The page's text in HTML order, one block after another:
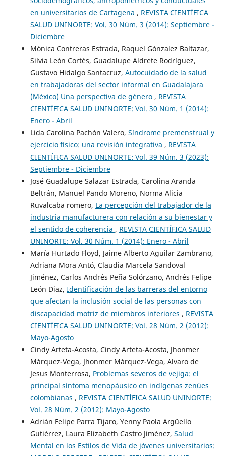
en universitarios de Cartagena , REVISTA CIENTÍFICA
SALUD UNINORTE: Vol. 30 Núm. 3 (2014): Septiembre -
Diciembre
Mónica Contreras Estrada, Raquel Gónzalez Baltazar,
Silvia León Cortés, Guadalupe Aldrete Rodríguez,
Gustavo Hidalgo Santacruz, Autocuidado de la salud
en trabajadoras del sector informal en Guadalajara
(México) Una perspectiva de género , REVISTA
CIENTÍFICA SALUD UNINORTE: Vol. 30 Núm. 1 (2014):
Enero - Abril
Lida Carolina Pachón Valero, Síndrome premenstrual y
ejercicio físico: una revisión integrativa , REVISTA
CIENTÍFICA SALUD UNINORTE: Vol. 39 Núm. 3 (2023):
Septiembre - Diciembre
José Guadalupe Salazar Estrada, Carolina Aranda
Beltrán, Manuel Pando Moreno, Norma Alicia
Ruvalcaba romero, La percepción del trabajador de la
industria manufacturera con relación a su bienestar y
el sentido de coherencia , REVISTA CIENTÍFICA SALUD
UNINORTE: Vol. 30 Núm. 1 (2014): Enero - Abril
María Hurtado Floyd, Jaime Alberto Aguilar Zambrano,
Adriana Mora Antó, Claudia Marcela Sandoval
Jiménez, Carlos Andrés Peña Solórzano, Andrés Felipe
León Diaz, Identificación de las barreras del entorno
que afectan la inclusión social de las personas con
discapacidad motriz de miembros inferiores , REVISTA
CIENTÍFICA SALUD UNINORTE: Vol. 28 Núm. 2 (2012):
Mayo-Agosto
Cindy Arteta-Acosta, Cindy Arteta-Acosta, Jhonmer
Márquez-Vega, Jhonmer Márquez-Vega, Alvaro de
Jesus Monterrosa, Problemas severos de vejiga: el
principal síntoma menopáusico en indígenas zenúes
colombianas , REVISTA CIENTÍFICA SALUD UNINORTE:
Vol. 28 Núm. 2 (2012): Mayo-Agosto
Adrián Felipe Parra Tijaro, Yenny Paola Argüello
Gutiérrez, Laura Elizabeth Castro Jiménez, Salud
Mental en los Estilos de Vida de jóvenes universitarios: